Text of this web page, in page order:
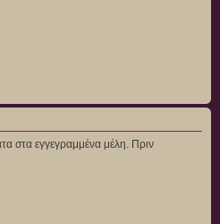
στα εγγεγραμμένα μέλη. Πριν